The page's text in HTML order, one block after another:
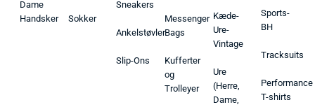
Dame
Handsker
Sokker
Sneakers
Ankelstøvler
Slip-Ons
Messenger
Bags
Kufferter
og
Trolleyer
Kæde-
Ure-
Vintage
Ure
(Herre,
Dame,
Sports-
BH
Tracksuits
Performance
T-shirts